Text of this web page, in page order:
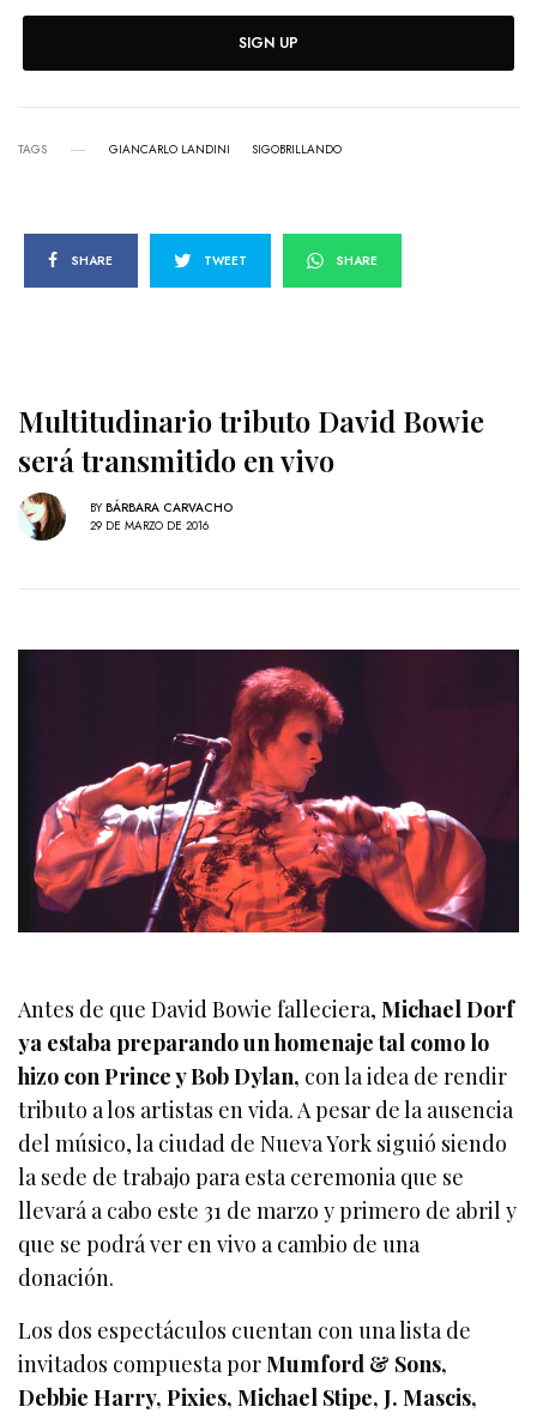
SIGN UP
TAGS GIANCARLO LANDINI SIGOBRILLANDO
SHARE TWEET SHARE
Multitudinario tributo David Bowie
será transmitido en vivo
BY BÁRBARA CARVACHO
29 DE MARZO DE 2016
Antes de que David Bowie falleciera,Michael Dorf
ya estaba preparando un homenaje tal como lo
hizo con Prince y Bob Dylan, con la idea de rendir
tributo a los artistas en vida. A pesar de la ausencia
del músico, la ciudad de Nueva York siguió siendo
la sede de trabajo para esta ceremonia que se
llevará a cabo este 31 de marzo y primero de abril y
que se podrá ver en vivo a cambio de una
donación.
Los dos espectáculos cuentan con una lista de
invitados compuesta porMumford & Sons,
Debbie Harry, Pixies, Michael Stipe, J. Mascis,